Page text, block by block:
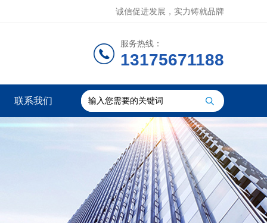
诚信促进发展，实力铸就品牌
服务热线：
13175671188
联系我们